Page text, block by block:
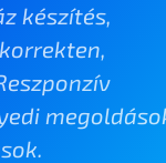
készítés,